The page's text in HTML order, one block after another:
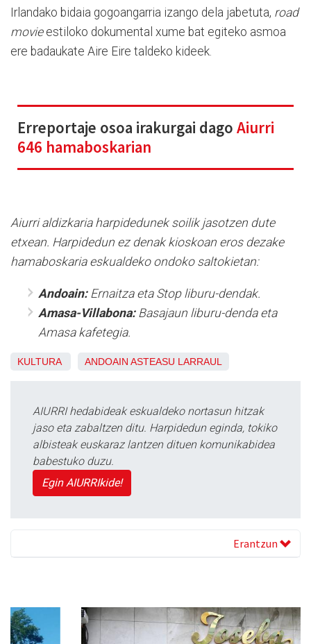
Irlandako bidaia gogoangarria izango dela jabetuta, road
movieestiloko dokumental xume bat egiteko asmoa
ere badaukate Aire Eire taldeko kideek.
Erreportaje osoa irakurgai dagoAiurri
646 hamaboskarian
Aiurri aldizkaria harpidedunek soilik jasotzen dute
etxean. Harpidedun ez denak kioskoan eros dezake
hamaboskaria eskualdeko ondoko saltokietan:
Andoain: Ernaitza eta Stop liburu-dendak.
Amasa-Villabona:Basajaun liburu-denda eta
Amasa kafetegia.
KULTURA ANDOAIN ASTEASU LARRAUL
AIURRI hedabideak eskualdeko nortasun hitzak
jaso eta zabaltzen ditu. Harpidedun eginda, tokiko
albisteak euskaraz lantzen dituen komunikabidea
babestuko duzu.
Egin AIURRIkide!
Erantzun